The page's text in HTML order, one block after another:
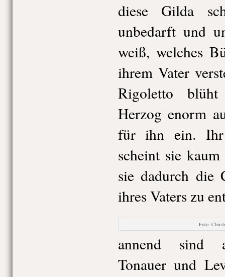
diese Gilda
unbedarft und
weiß, welches
ihrem Vater
Rigoletto
Herzog enorm
für ihn ein. Ihr
scheint sie
sie dadurch die
ihres Vaters zu
Foto:
annend sind
Tonauer und